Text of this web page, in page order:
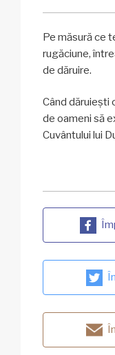
Pe măsură ce
rugăciune,
de dăruire.
Când dăruiești
de oameni să
Cuvântului lui